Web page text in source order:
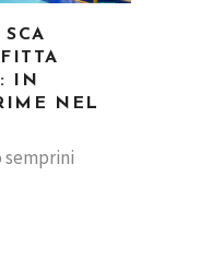
IN
NEL
semprini